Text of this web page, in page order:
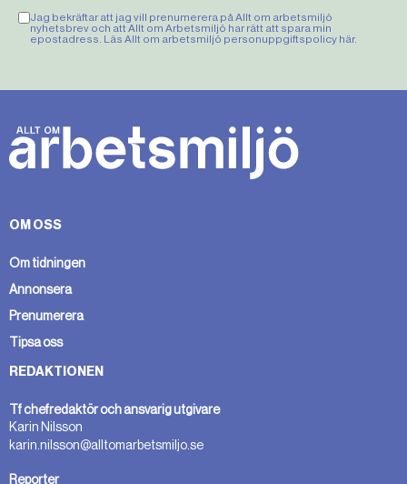
Jag bekräftar att jag vill prenumerera på Allt om arbetsmiljö
nyhetsbrev och att Allt om Arbetsmiljö har rätt att spara min
epostadress. Läs Allt om arbetsmiljö personuppgiftspolicy här.
OM OSS
Om tidningen
Annonsera
Prenumerera
Tipsa oss
REDAKTIONEN
Tf chefredaktör och ansvarig utgivare
Karin Nilsson
karin.nilsson@alltomarbetsmiljo.se
Reporter